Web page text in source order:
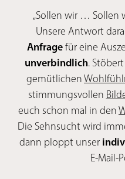
„Sollen wir …
Unsere Antwort
Anfragefür eine
unverbindlich.
gemütlichen
stimmungsvollen
euch schon mal in den
Die Sehnsucht wird
dann ploppt unser
E-Mail-